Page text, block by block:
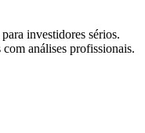
investidores sérios.
análises profissionais.